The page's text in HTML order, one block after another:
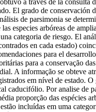
a través de la consulta
El grado de
de parsimonia se
especies arbóreas de
categoria de riesgo. El
en cada estado)
para el
para a conservação
A informação se obteve
em nível de estado.
caducifólio. Por analise de
proporção das espécies
incluídas em uma